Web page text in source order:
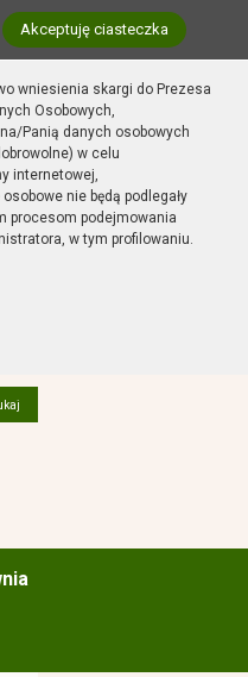
Akceptuję ciasteczka
wniesienia skargi do Prezesa
Osobowych,
Panią danych osobowych
w celu
internetowej,
nie będą podlegały
procesom podejmowania
w tym profilowaniu.